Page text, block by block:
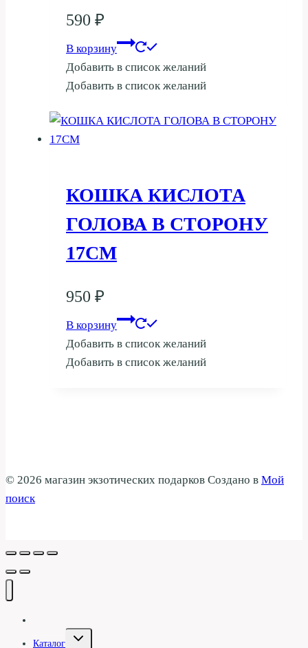
590 ₽
В корзину
Добавить в список желаний
Добавить в список желаний
КОШКА КИСЛОТА
ГОЛОВА В СТОРОНУ
17СМ
950 ₽
В корзину
Добавить в список желаний
Добавить в список желаний
© 2026 магазин экзотических подарков Создано в Мой
поиск
Каталог
Переключить